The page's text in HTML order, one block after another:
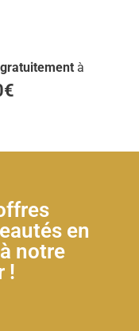
à
en
notre
!